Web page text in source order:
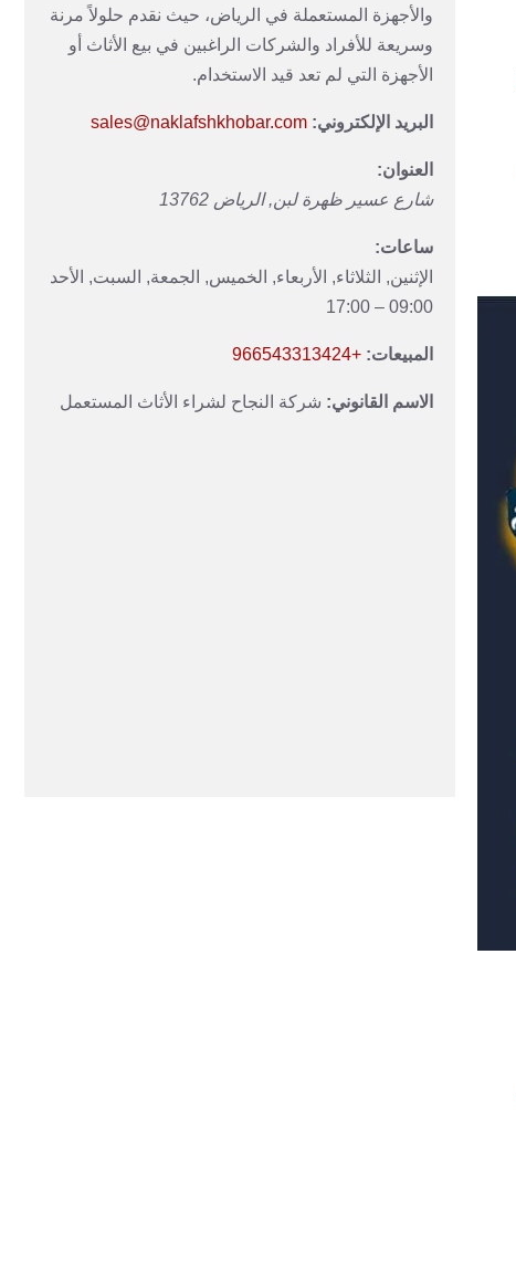
والأجهزة المستعملة في الرياض، حيث نقدم حلولاً مرنة
وسريعة للأفراد والشركات الراغبين في بيع الأثاث أو
الأجهزة التي لم تعد قيد الاستخدام.
البريد الإلكتروني: sales@naklafshkhobar.com
العنوان:
شارع عسير ظهرة لبن,الرياض 13762
ساعات:
الإثنين, الثلاثاء, الأربعاء, الخميس, الجمعة, السبت, الأحد
09:00 – 17:00
المبيعات: +966543313424
الاسم القانوني: شركة النجاح لشراء الأثاث المستعمل